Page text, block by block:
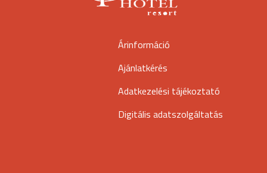
Árinformáció
Ajánlatkérés
Adatkezelési tájékoztató
Digitális adatszolgáltatás